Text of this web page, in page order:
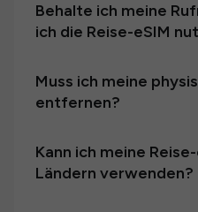
Behalte ich meine
ich die Reise-eSIM
Muss ich meine
entfernen?
Kann ich meine
Ländern verwenden?